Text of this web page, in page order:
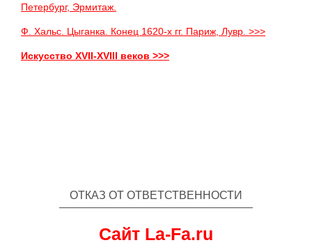
Петербург, Эрмитаж.
Ф. Xальс. Цыганка. Конец 1620-х гг. Париж, Лувр. >>>
Искусство XVII-XVIII веков >>>
ОТКАЗ ОТ ОТВЕТСТВЕННОСТИ
Сайт La-Fa.ru